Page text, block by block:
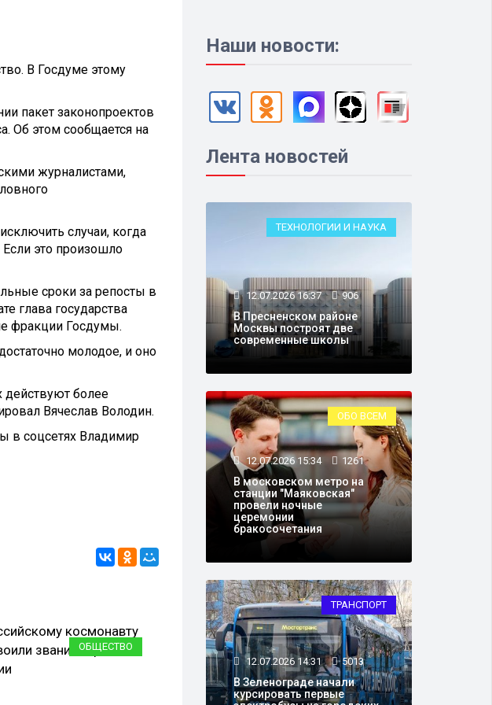
В Госдуме этому
пакет законопроектов
Об этом сообщается на
журналистами,
случаи, когда
это произошло
сроки за репосты в
глава государства
фракции Госдумы.
молодое, и оно
действуют более
Вячеслав Володин.
в соцсетях Владимир
ЭКОНОМИКА
ОБЩЕСТВО
Наши новости:
Лента новостей
ТЕХНОЛОГИИ И НАУКА
12.07.2026 16:37 906
В Пресненском районе
Москвы построят две
современные школы
ОБО ВСЕМ
12.07.2026 15:34 1261
В московском метро на
станции "Маяковская"
провели ночные
церемонии
бракосочетания
ТРАНСПОРТ
12.07.2026 14:31 5013
В Зеленограде начали
курсировать первые